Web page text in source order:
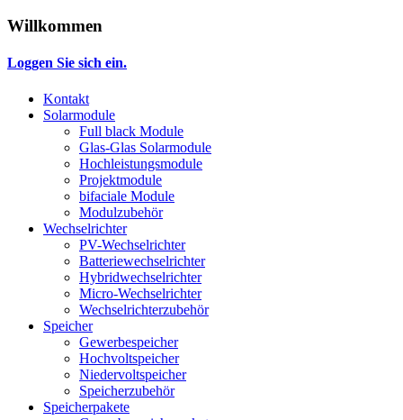
Willkommen
Loggen Sie sich ein.
Kontakt
Solarmodule
Full black Module
Glas-Glas Solarmodule
Hochleistungsmodule
Projektmodule
bifaciale Module
Modulzubehör
Wechselrichter
PV-Wechselrichter
Batteriewechselrichter
Hybridwechselrichter
Micro-Wechselrichter
Wechselrichterzubehör
Speicher
Gewerbespeicher
Hochvoltspeicher
Niedervoltspeicher
Speicherzubehör
Speicherpakete